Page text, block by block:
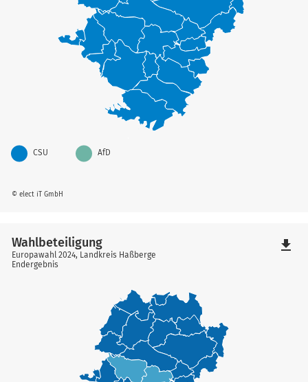
© elect iT GmbH
CSU AfD
Wahlbeteiligung
Europawahl 2024, Landkreis Haßberge
Endergebnis
file_download